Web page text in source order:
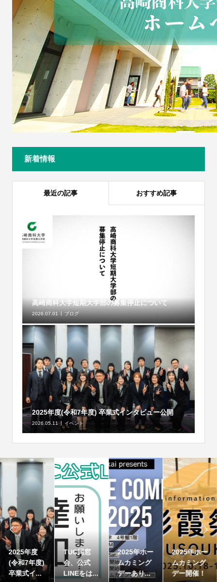
新着情報
最近の記事 おすすめ記事
高崎商科大学短期大学部の募集停止について
2026.07.01 ブログ
2025年度(令和7年度) 卒業式インタビュー公開
2026.05.11 イベント

2025年度
(令和7年度)
卒業式イ...
TUC同窓
会、公式
LINEをは...
2025年ホー
ムカミング
デーあり...
2025年ホー
ムカミング
デー開催！
